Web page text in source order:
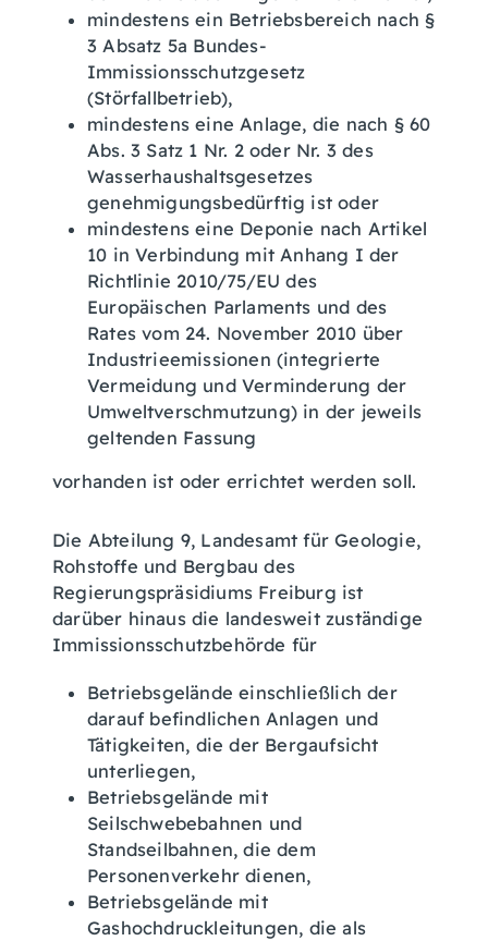
mindestens ein Betriebsbereich nach §
3 Absatz 5a Bundes-
Immissionsschutzgesetz
(Störfallbetrieb),
mindestens eine Anlage, die nach § 60
Abs. 3 Satz 1 Nr. 2 oder Nr. 3 des
Wasserhaushaltsgesetzes
genehmigungsbedürftig ist oder
mindestens eine Deponie nach Artikel
10 in Verbindung mit Anhang I der
Richtlinie 2010/75/EU des
Europäischen Parlaments und des
Rates vom 24. November 2010 über
Industrieemissionen (integrierte
Vermeidung und Verminderung der
Umweltverschmutzung) in der jeweils
geltenden Fassung
vorhanden ist oder errichtet werden soll.
Die Abteilung 9, Landesamt für Geologie,
Rohstoffe und Bergbau des
Regierungspräsidiums Freiburg ist
darüber hinaus die landesweit zuständige
Immissionsschutzbehörde für
Betriebsgelände einschließlich der
darauf befindlichen Anlagen und
Tätigkeiten, die der Bergaufsicht
unterliegen,
Betriebsgelände mit
Seilschwebebahnen und
Standseilbahnen, die dem
Personenverkehr dienen,
Betriebsgelände mit
Gashochdruckleitungen, die als